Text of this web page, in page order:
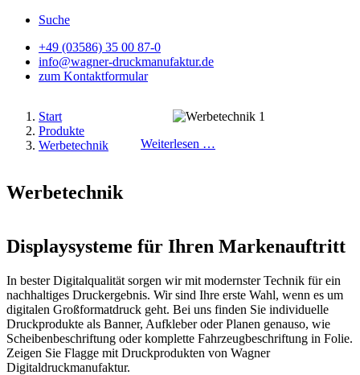
Suche
+49 (03586) 35 00 87-0
info@wagner-druckmanufaktur.de
zum Kontaktformular
Start
Produkte
Werbetechnik
Weiterlesen …
Werbetechnik
Displaysysteme für Ihren Markenauftritt
In bester Digitalqualität sorgen wir mit modernster Technik für ein
nachhaltiges Druckergebnis. Wir sind Ihre erste Wahl, wenn es um
digitalen Großformatdruck geht. Bei uns finden Sie individuelle
Druckprodukte als Banner, Aufkleber oder Planen genauso, wie
Scheibenbeschriftung oder komplette Fahrzeugbeschriftung in Folie.
Zeigen Sie Flagge mit Druckprodukten von Wagner
Digitaldruckmanufaktur.